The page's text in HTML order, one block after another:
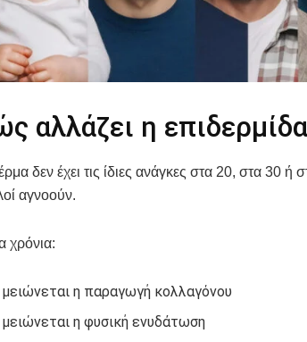
αλλάζει η
δεν έχει τις ίδιες ανάγκες στα 20, στα 30 ή
αγνοούν.
χρόνια:
μειώνεται η παραγωγή κολλαγόνου
μειώνεται η φυσική ενυδάτωση